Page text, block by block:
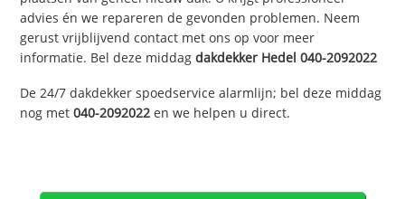
advies én we repareren de gevonden problemen. Neem
gerust vrijblijvend contact met ons op voor meer
informatie. Bel deze middagdakdekker Hedel 040-2092022
De 24/7 dakdekker spoedservice alarmlijn; bel deze middag
nog met040-2092022 en we helpen u direct.